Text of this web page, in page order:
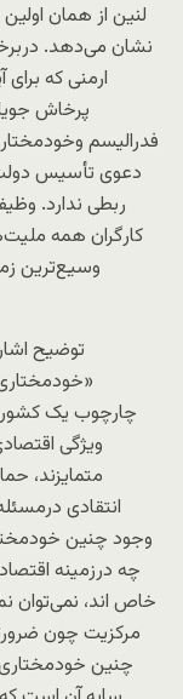
لنين از همان
نشان می‌دهد.
ارمنی که
پرخاش
فدراليسم
دعوی تأسيس دولت
ربطی ندارد.
کارگران همه
وسيع‌ترين
توضيح
چارچوب يک کشور
ويژگی
متمايزند،
انتقادی
وجود چنين
چه درزمينه
خاص اند، نمی‌توان
مرکزيت چون
چنين